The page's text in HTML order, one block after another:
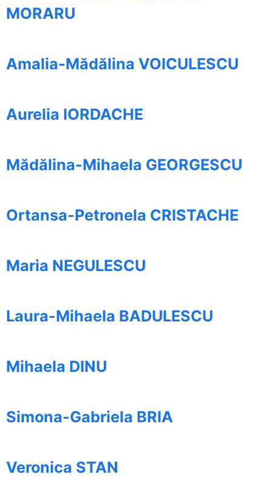
MORARU
Amalia-Mădălina VOICULESCU
Aurelia IORDACHE
Mădălina-Mihaela GEORGESCU
Ortansa-Petronela CRISTACHE
Maria NEGULESCU
Laura-Mihaela BADULESCU
Mihaela DINU
Simona-Gabriela BRIA
Veronica STAN